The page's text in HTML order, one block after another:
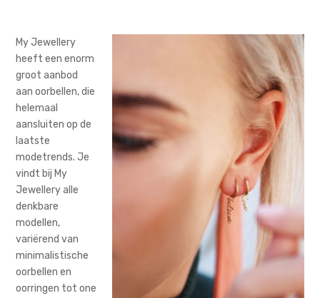
My Jewellery
heeft een enorm
groot aanbod
aan oorbellen, die
helemaal
aansluiten op de
laatste
modetrends. Je
vindt bij My
Jewellery alle
denkbare
modellen,
variërend van
minimalistische
oorbellen en
oorringen tot one